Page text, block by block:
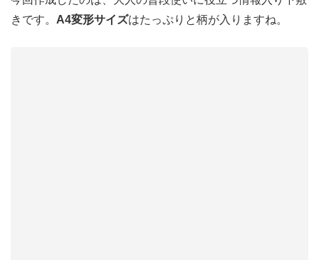
きです。 A4変形サイズはたっぷりと柄が入りますね。